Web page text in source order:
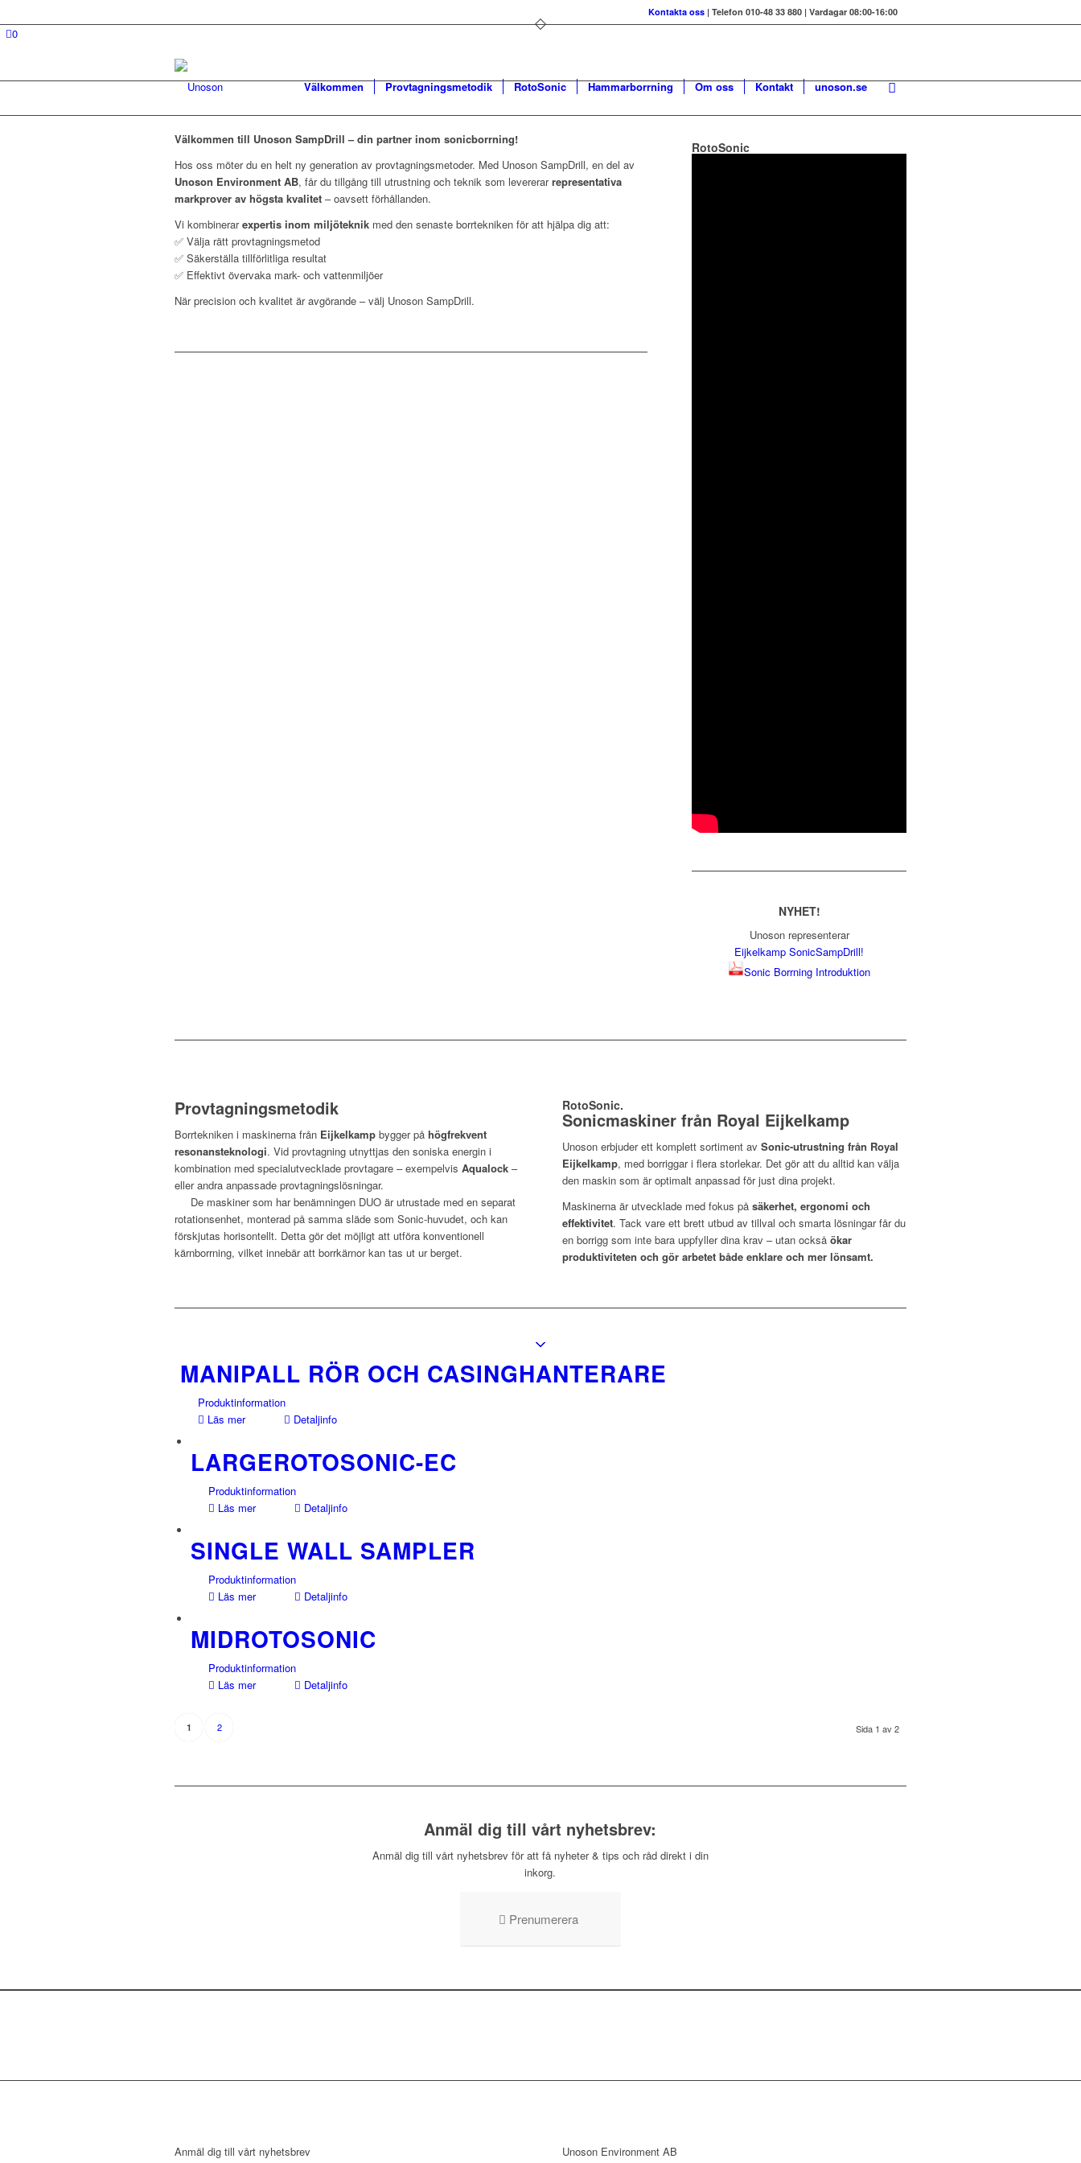
Kontakta oss | Telefon 010-48 33 880 | Vardagar 08:00-16:00
0
Välkommen Provtagningsmetodik RotoSonic Hammarborrning Om oss Kontakt unoson.se
Välkommen till Unoson SampDrill – din partner inom sonicborrning!
Hos oss möter du en helt ny generation av provtagningsmetoder. Med Unoson SampDrill, en del av
Unoson Environment AB, får du tillgång till utrustning och teknik som levererarrepresentativa
markprover av högsta kvalitet – oavsett förhållanden.
Vi kombinerarexpertis inom miljöteknik med den senaste borrtekniken för att hjälpa dig att:
✅ Välja rätt provtagningsmetod
✅ Säkerställa tillförlitliga resultat
✅ Effektivt övervaka mark- och vattenmiljöer
När precision och kvalitet är avgörande – välj Unoson SampDrill.
RotoSonic
NYHET!
Unoson representerar
Eijkelkamp SonicSampDrill!
Sonic Borrning Introduktion
Provtagningsmetodik
Borrtekniken i maskinerna från Eijkelkamp bygger på högfrekvent
resonansteknologi. Vid provtagning utnyttjas den soniska energin i
kombination med specialutvecklade provtagare – exempelvis Aqualock –
eller andra anpassade provtagningslösningar.
De maskiner som har benämningen DUO är utrustade med en separat
rotationsenhet, monterad på samma släde som Sonic-huvudet, och kan
förskjutas horisontellt. Detta gör det möjligt att utföra konventionell
kärnborrning, vilket innebär att borrkärnor kan tas ut ur berget.
RotoSonic.
Sonicmaskiner från Royal Eijkelkamp
Unoson erbjuder ett komplett sortiment avSonic-utrustning från Royal
Eijkelkamp, med borriggar i flera storlekar. Det gör att du alltid kan välja
den maskin som är optimalt anpassad för just dina projekt.
Maskinerna är utvecklade med fokus påsäkerhet, ergonomi och
effektivitet. Tack vare ett brett utbud av tillval och smarta lösningar får du
en borrigg som inte bara uppfyller dina krav – utan ocksåökar
produktiviteten och gör arbetet både enklare och mer lönsamt.
MANIPALL RÖR OCH CASINGHANTERARE
Produktinformation
Läs mer
Detaljinfo
LARGEROTOSONIC-EC
Produktinformation
Läs mer
Detaljinfo
SINGLE WALL SAMPLER
Produktinformation
Läs mer
Detaljinfo
MIDROTOSONIC
Produktinformation
Läs mer
Detaljinfo
Sida 1 av 2
1 2
Anmäl dig till vårt nyhetsbrev:
Anmäl dig till vårt nyhetsbrev för att få nyheter & tips och råd direkt i din
inkorg.
Prenumerera
Anmäl dig till vårt nyhetsbrev
Unoson Environment AB